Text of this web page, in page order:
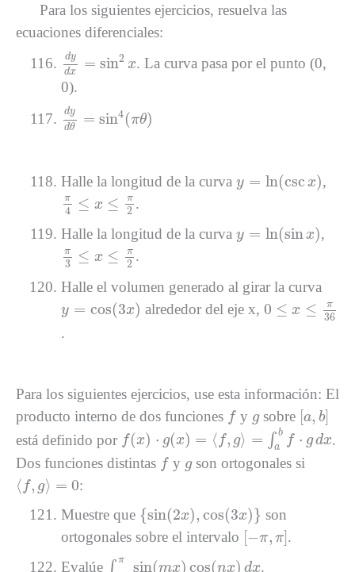
Para los siguientes ejercicios, resuelva las
ecuaciones diferenciales:
dy
dx = sin2 x
dy sin2
. La curva pasa por el punto (0,
0).
dy
dθ = sin4(πθ)
dy sin4
Halle la longitud de la curvay = ln(csc x)
ln( csc ,
π
4 ≤ x ≤ π
2
π4 ≤x 2
.
Halle la longitud de la curvay = ln(sinx)
ln( sin x ,
π
3 ≤ x ≤ π
2
π3 ≤x ≤ π2
.
Halle el volumen generado al girar la curva
y = cos(3x)
x) alrededor del eje x, 0 ≤ x ≤ π
36
0 ≤x ≤π 36
.
Para los siguientes ejercicios, use esta información: El
producto interno de dos funciones f
f y g
gsobre [a, b]
[ b]
está definido por f(x) ⋅ g(x) = ⟨ f, g⟩ = ∫ b
a
f ⋅ gdx
x ⋅ ) = = ∫a b ⋅g x
Dos funciones distintas f
f y g
gson ortogonales si
⟨ f, g⟩ = 0
⟨ f, =
:
Muestre que {sin(2x), cos(3x)}
{ sin (2 ) 3x }
son
ortogonales sobre el intervalo [−π, π]
[
.
Evalúe ∫ π sin(mx) cos(nx) dx
−π sin ( ) n d x
.